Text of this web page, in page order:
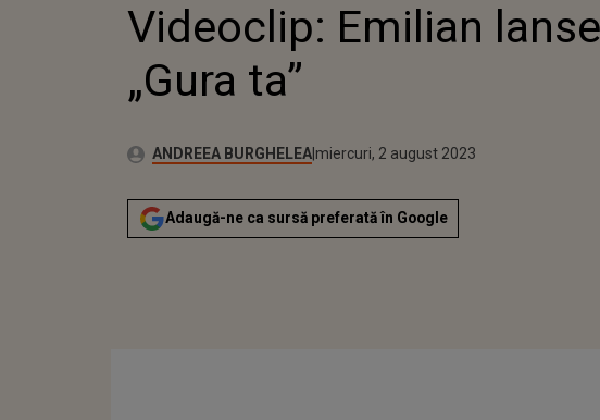
Videoclip: Emilian
„Gura ta”
Autor:ANDREEA BURGHELEAPublicat:
marți, 2 august 2022
Actualizat:
miercuri, 2 august 2023
Adaugă-ne ca sursă preferată în Google